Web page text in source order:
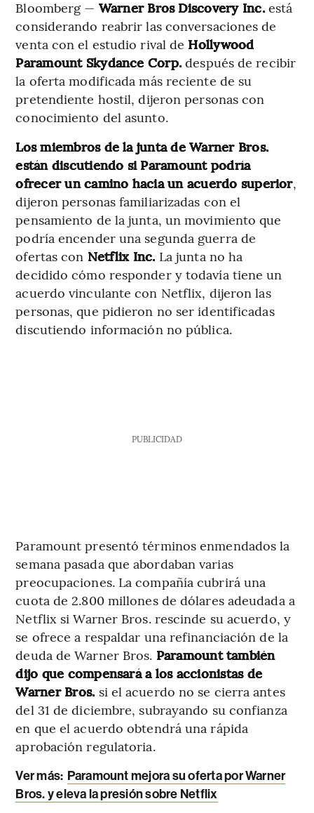
Bloomberg — Warner Bros Discovery Inc.está
considerando reabrir las conversaciones de
venta con el estudio rival de Hollywood
Paramount Skydance Corp. después de recibir
la oferta modificada más reciente de su
pretendiente hostil, dijeron personas con
conocimiento del asunto.
Los miembros de la junta de Warner Bros.
están discutiendo si Paramount podría
ofrecer un camino hacia un acuerdo superior,
dijeron personas familiarizadas con el
pensamiento de la junta, un movimiento que
podría encender una segunda guerra de
ofertas con Netflix Inc. La junta no ha
decidido cómo responder y todavía tiene un
acuerdo vinculante con Netflix, dijeron las
personas, que pidieron no ser identificadas
discutiendo información no pública.
PUBLICIDAD
Paramount presentó términos enmendados la
semana pasada que abordaban varias
preocupaciones. La compañía cubrirá una
cuota de 2.800 millones de dólares adeudada a
Netflix si Warner Bros. rescinde su acuerdo, y
se ofrece a respaldar una refinanciación de la
deuda de Warner Bros. Paramount también
dijo que compensará a los accionistas de
Warner Bros. si el acuerdo no se cierra antes
del 31 de diciembre, subrayando su confianza
en que el acuerdo obtendrá una rápida
aprobación regulatoria.
Ver más: Paramount mejora su oferta por Warner
Bros. y eleva la presión sobre Netflix